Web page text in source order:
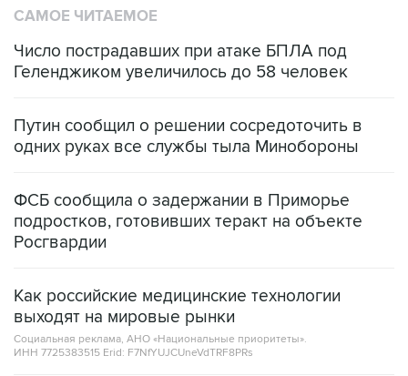
САМОЕ ЧИТАЕМОЕ
Число пострадавших при атаке БПЛА под
Геленджиком увеличилось до 58 человек
Путин сообщил о решении сосредоточить в
одних руках все службы тыла Минобороны
ФСБ сообщила о задержании в Приморье
подростков, готовивших теракт на объекте
Росгвардии
Как российские медицинские технологии
выходят на мировые рынки
Социальная реклама, АНО «Национальные приоритеты».
ИНН 7725383515 Erid: F7NfYUJCUneVdTRF8PRs